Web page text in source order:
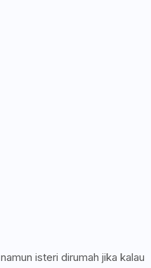
isteri dirumah jika kalau